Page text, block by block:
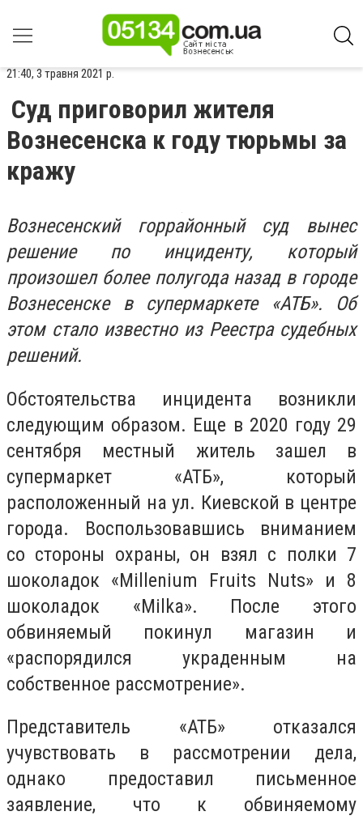
21:40, 3 травня 2021 р.
Суд приговорил жителя
Вознесенска к году тюрьмы за
кражу
Вознесенский горрайонный суд вынес
решение по инциденту, который
произошел более полугода назад в городе
Вознесенске в супермаркете «АТБ». Об
этом стало известно из Реестра судебных
решений.
Обстоятельства инцидента возникли
следующим образом. Еще в 2020 году 29
сентября местный житель зашел в
супермаркет «АТБ», который
расположенный на ул. Киевской в центре
города. Воспользовавшись вниманием
со стороны охраны, он взял с полки 7
шоколадок «Millenium Fruits Nuts» и 8
шоколадок «Milka». После этого
обвиняемый покинул магазин и
«распорядился украденным на
собственное рассмотрение».
Представитель «АТБ» отказался
учувствовать в рассмотрении дела,
однако предоставил письменное
заявление, что к обвиняемому